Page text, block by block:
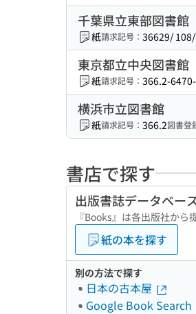
千葉県立東部図書館
紙請求記号： 36629/ 108/
東京都立中央図書館
紙請求記号： 366.2-
横浜市立図書館
紙請求記号： 366.2図書登
書店で探す
出版書誌データベー
『Books』は各出版社か
紙の本を探す
別の方法で探す
日本の古本屋
Google Book Search